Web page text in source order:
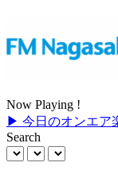
Now Playing !
▶ 今日のオンエア
Search